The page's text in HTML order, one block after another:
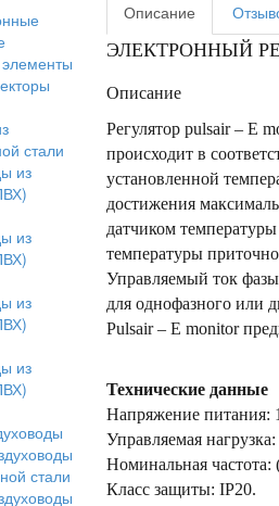
стали
из
из
из
из
стали
Описание
ЭЛЕКТРОННЫЙ
Описание
Регулятор pulsair – E
происходит в
установленной
достижения
датчиком
температуры
Управляемый ток фазы
для однофазного или
Pulsair – E monitor
Технические данные
Напряжение питания:
Управляемая
Номинальная частота:
Класс защиты: IP20.